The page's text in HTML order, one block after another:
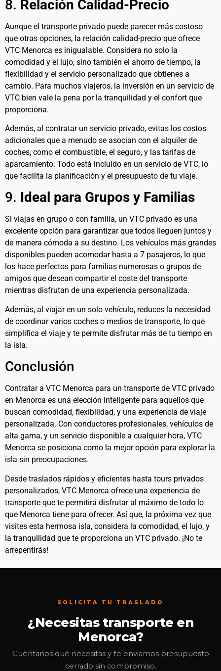
8. Relación Calidad-Precio
Aunque el transporte privado puede parecer más costoso
que otras opciones, la relación calidad-precio que ofrece
VTC Menorca es inigualable. Considera no solo la
comodidad y el lujo, sino también el ahorro de tiempo, la
flexibilidad y el servicio personalizado que obtienes a
cambio. Para muchos viajeros, la inversión en un servicio de
VTC bien vale la pena por la tranquilidad y el confort que
proporciona.
Además, al contratar un servicio privado, evitas los costos
adicionales que a menudo se asocian con el alquiler de
coches, como el combustible, el seguro, y las tarifas de
aparcamiento. Todo está incluido en un servicio de VTC, lo
que facilita la planificación y el presupuesto de tu viaje.
9. Ideal para Grupos y Familias
Si viajas en grupo o con familia, un VTC privado es una
excelente opción para garantizar que todos lleguen juntos y
de manera cómoda a su destino. Los vehículos más grandes
disponibles pueden acomodar hasta a 7 pasajeros, lo que
los hace perfectos para familias numerosas o grupos de
amigos que desean compartir el coste del transporte
mientras disfrutan de una experiencia personalizada.
Además, al viajar en un solo vehículo, reduces la necesidad
de coordinar varios coches o medios de transporte, lo que
simplifica el viaje y te permite disfrutar más de tu tiempo en
la isla.
Conclusión
Contratar a VTC Menorca para un transporte de VTC privado
en Menorca es una elección inteligente para aquellos que
buscan comodidad, flexibilidad, y una experiencia de viaje
personalizada. Con conductores profesionales, vehículos de
alta gama, y un servicio disponible a cualquier hora, VTC
Menorca se posiciona como la mejor opción para explorar la
isla sin preocupaciones.
Desde traslados rápidos y eficientes hasta tours privados
personalizados, VTC Menorca ofrece una experiencia de
transporte que te permitirá disfrutar al máximo de todo lo
que Menorca tiene para ofrecer. Así que, la próxima vez que
visites esta hermosa isla, considera la comodidad, el lujo, y
la tranquilidad que te proporciona un VTC privado. ¡No te
arrepentirás!
SOLICITA TU TRASLADO
¿Necesitas transporte en
Menorca?
Cuéntanos qué necesitas y te enviamos presupuesto
cerrado sin compromiso.